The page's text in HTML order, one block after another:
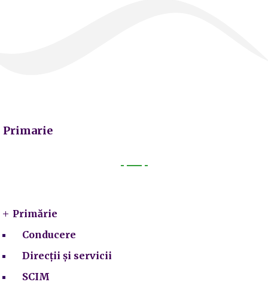
Primarie
Primărie
Conducere
Direcții și servicii
SCIM